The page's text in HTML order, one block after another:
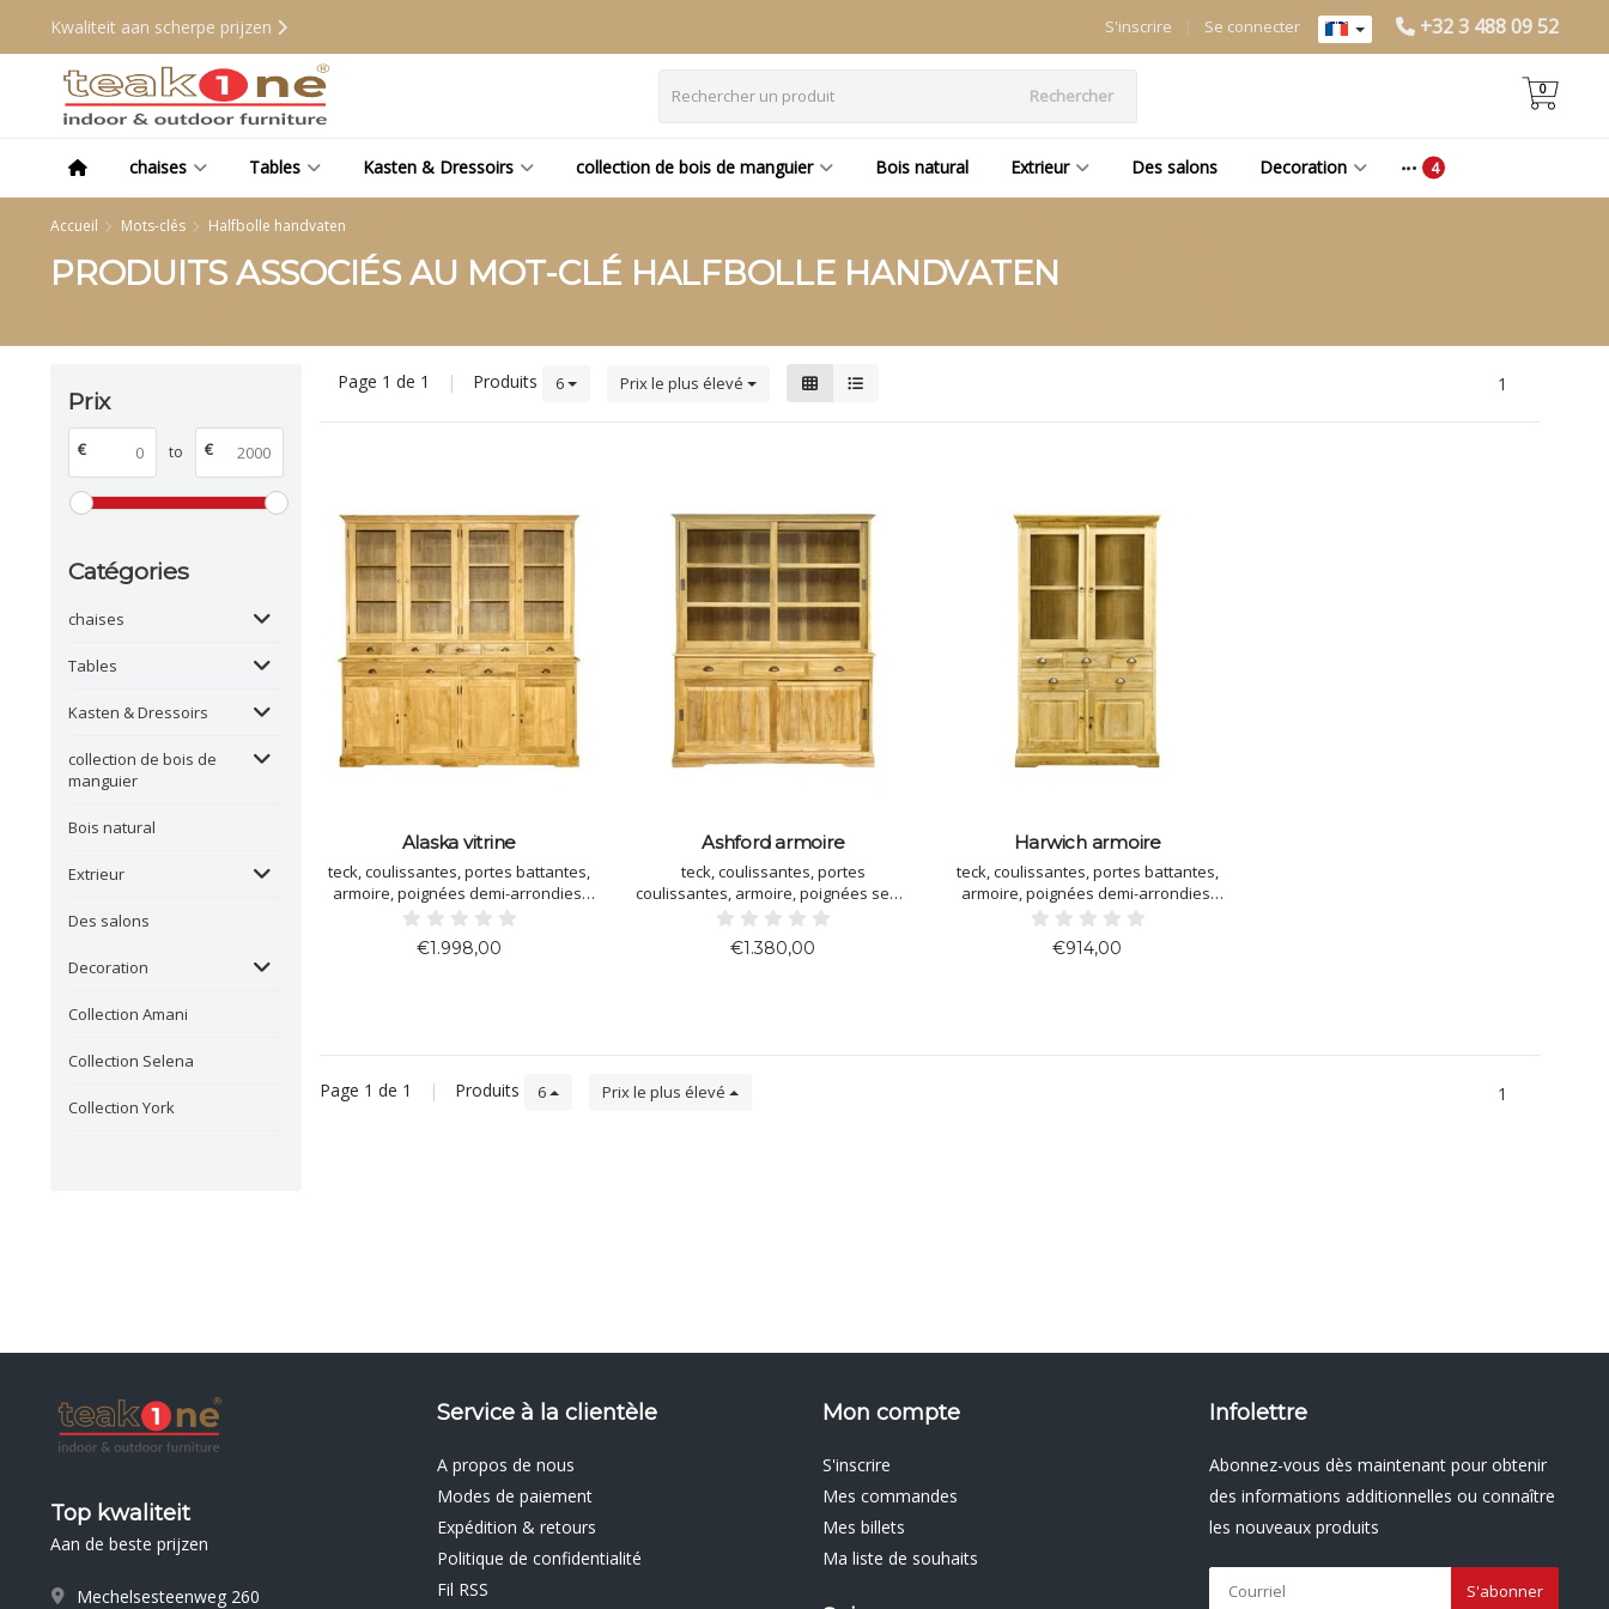
Kwaliteit aan scherpe prijzen +32 3 488 09 52
Se connecter
S'inscrire
Rechercher 0
chaises Tables Kasten & Dressoirs collection de bois de manguier Bois natural Extrieur Des salons Decoration
Accueil Mots-clés Halfbolle handvaten
PRODUITS ASSOCIÉS AU MOT-CLÉ HALFBOLLE HANDVATEN
Prix
€ to €
Catégories
chaises
Tables
Kasten & Dressoirs
collection de bois de
manguier
Bois natural
Extrieur
Des salons
Decoration
Collection Amani
Collection Selena
Collection York
Page 1 de 1 | Produits 6 Prix le plus élevé 1
Alaska vitrine
teck, coulissantes, portes battantes,
armoire, poignées demi-arrondies,
taille: LxPxH = 200x53x210
€1.998,00
Ashford armoire
teck, coulissantes, portes
coulissantes, armoire, poignées semi-
courbes
€1.380,00
Harwich armoire
teck, coulissantes, portes battantes,
armoire, poignées demi-arrondies,
taille: LxPxH = 200x53x210
€914,00
Page 1 de 1 | Produits 6 Prix le plus élevé 1
Top kwaliteit
Aan de beste prijzen
Mechelsesteenweg 260
Service à la clientèle
A propos de nous
Modes de paiement
Expédition & retours
Politique de confidentialité
Fil RSS
Mon compte
S'inscrire
Mes commandes
Mes billets
Ma liste de souhaits
Infolettre
Abonnez-vous dès maintenant pour obtenir
des informations additionnelles ou connaître
les nouveaux produits
S'abonner